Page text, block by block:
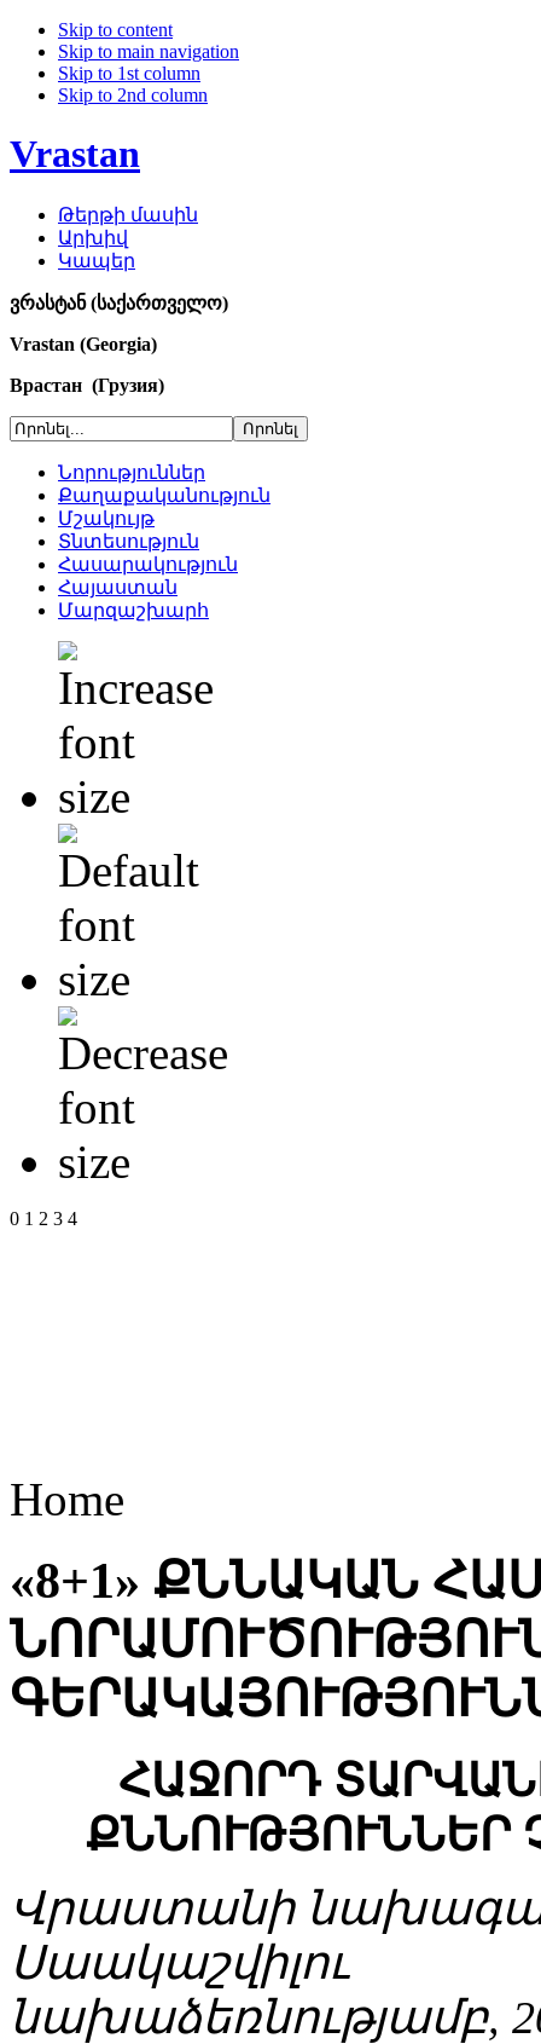
Skip to content
Skip to main navigation
Skip to 1st column
Skip to 2nd column
Vrastan
Թերթի մասին
Արխիվ
Կապեր
ვრასტან (საქართველო)
Vrastan (Georgia)
Врастан (Грузия)
Նորություններ
Քաղաքականություն
Մշակույթ
Տնտեսություն
Հասարակություն
Հայաստան
Մարզաշխարհ
0 1 2 3 4
Home
«8+1» ՔՆՆԱԿԱՆ
ՀԱՋՈՐԴ
ՔՆՆՈՒԹՅՈՒՆՆԵՐ
Վրաստանի
Սաակաշվիլու
նախաձեռնությամբ,